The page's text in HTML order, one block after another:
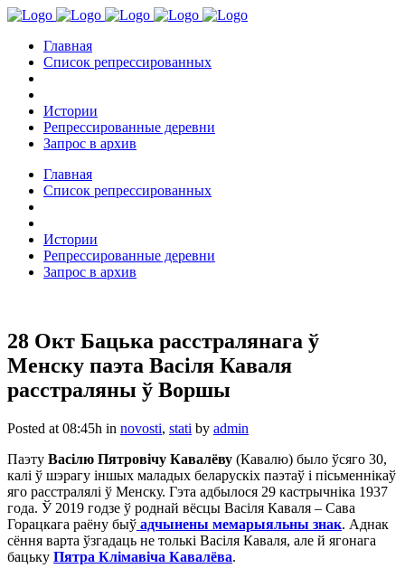
Главная
Список репрессированных
Истории
Репрессированные деревни
Запрос в архив
Главная
Список репрессированных
Истории
Репрессированные деревни
Запрос в архив
28 Окт Бацька расстралянага ў
Менску паэта Васіля Каваля
расстраляны ў Воршы
Posted at 08:45h in novosti, stati by admin
Паэту Васілю Пятровічу Кавалёву (Кавалю) было ўсяго 30,
калі ў шэрагу іншых маладых беларускіх паэтаў і пісьменнікаў
яго расстралялі ў Менску. Гэта адбылося 29 кастрычніка 1937
года. Ў 2019 годзе ў роднай вёсцы Васіля Каваля – Сава
Горацкага раёну быў адчынены мемарыяльны знак. Аднак
сёння варта ўзгадаць не толькі Васіля Каваля, але й ягонага
бацьку Пятра Клімавіча Кавалёва.